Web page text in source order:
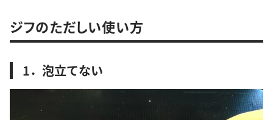
ジフのただしい使い方
1．泡立てない